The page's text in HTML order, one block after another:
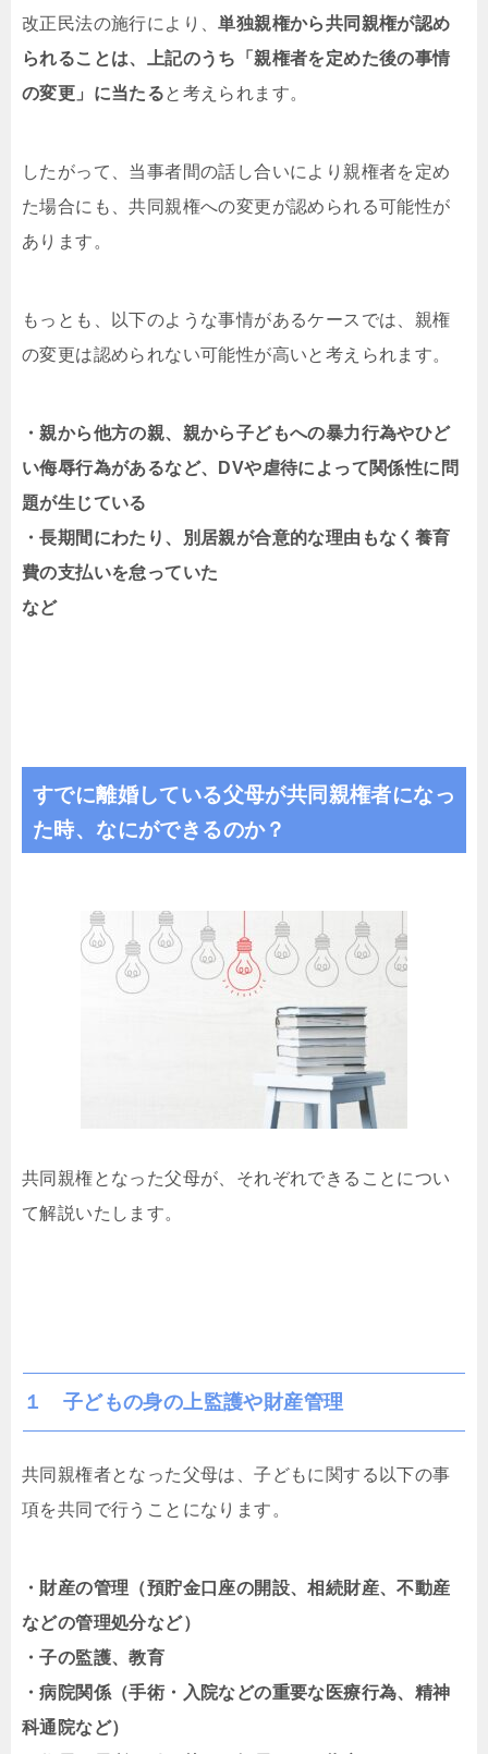
改正民法の施行により、単独親権から共同親権が認め
られることは、上記のうち「親権者を定めた後の事情
の変更」に当たると考えられます。
したがって、当事者間の話し合いにより親権者を定め
た場合にも、共同親権への変更が認められる可能性が
あります。
もっとも、以下のような事情があるケースでは、親権
の変更は認められない可能性が高いと考えられます。
・親から他方の親、親から子どもへの暴力行為やひど
い侮辱行為があるなど、DVや虐待によって関係性に問
題が生じている
・長期間にわたり、別居親が合意的な理由もなく養育
費の支払いを怠っていた
など
すでに離婚している父母が共同親権者になっ
た時、なにができるのか？
共同親権となった父母が、それぞれできることについ
て解説いたします。
１ 子どもの身の上監護や財産管理
共同親権者となった父母は、子どもに関する以下の事
項を共同で行うことになります。
・財産の管理（預貯金口座の開設、相続財産、不動産
などの管理処分など）
・子の監護、教育
・病院関係（手術・入院などの重要な医療行為、精神
科通院など）